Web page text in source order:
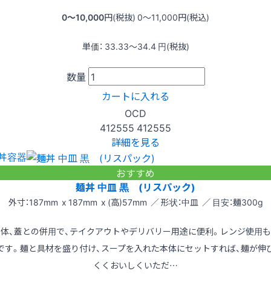
0〜10,000円(税抜) 0〜11,000円(税込)
単価： 33.33〜34.4 円(税抜)
数量
カートに入れる
OCD
412555 412555
詳細を見る
容器
おすすめ
麺丼 中皿 黒 (リスパック)
外寸：187mm x 187mm x (高)57mm ／ 形状：中皿 ／ 目安：麺300g
、蓋との併用で、テイクアウトやデリバリー用途に便利。レンジ使用
す。麺と具材を盛り付け、スープを入れた本体にセットすれば、麺が伸
くくおいしくいただ…